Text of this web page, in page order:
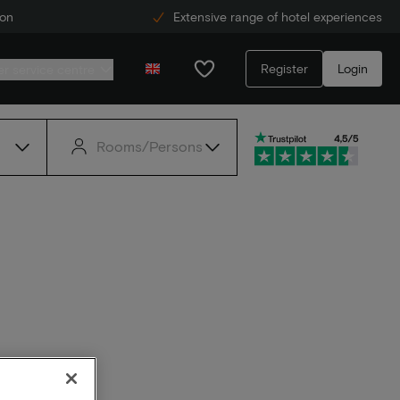
Extensive range of hotel experiences
Register Login
Rooms/Persons